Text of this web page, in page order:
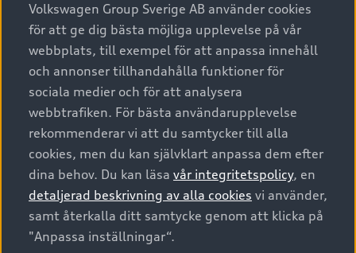
A6 modellerna
SUV
Avant
Audi Sport
Privatleasing
Nya bilar i lager
Begagnade bilar i lager
Audi approved :plus - så gott som nya
Finansiering
Audi exclusive
Provkörning
Service & tillbehör
Audi digital services
Originaltillbehör - köp online
Garantier
Försäkring
Digitala manualer för din Audi
Audi Collection – livsstilsartiklar
Vanliga frågor
Tjänstebil
Tjänstebil
Business lease online
Företagsleasing
Om Audi Sverige
Kontakta oss
Audi Återförsäljare/-serviceverkstad
myAudi
Pressmeddelanden
© 2026 AUDI SVERIGE. All Rights Reserved.
Utgivare Juridiskt
Juridiskt Audi AG
Juridiskt Audi Digital Giveaway
Volkswagen Group Sverige AB använder cookies
för att ge dig bästa möjliga upplevelse på vår
webbplats, till exempel för att anpassa innehåll
och annonser tillhandahålla funktioner för
sociala medier och för att analysera
webbtrafiken. För bästa användarupplevelse
rekommenderar vi att du samtycker till alla
cookies, men du kan självklart anpassa dem efter
dina behov. Du kan läsa vår integritetspolicy, en
detaljerad beskrivning av alla cookies vi använder,
samt återkalla ditt samtycke genom att klicka på
"Anpassa inställningar“.